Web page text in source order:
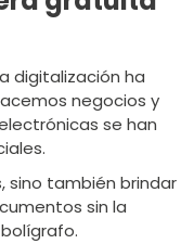
digitalización ha
negocios y
se han
sino también brindar
sin la